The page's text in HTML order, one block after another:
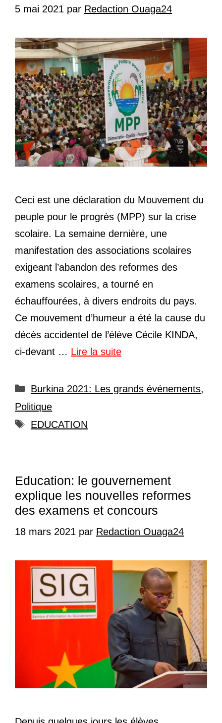
5 mai 2021 par Redaction Ouaga24
Ceci est une déclaration du Mouvement du
peuple pour le progrès (MPP) sur la crise
scolaire. La semaine dernière, une
manifestation des associations scolaires
exigeant l’abandon des reformes des
examens scolaires, a tourné en
échauffourées, à divers endroits du pays.
Ce mouvement d’humeur a été la cause du
décès accidentel de l’élève Cécile KINDA,
ci-devant … Lire la suite
Catégories
Burkina 2021: Les grands événements,
Politique
Étiquettes
EDUCATION
Education: le gouvernement
explique les nouvelles reformes
des examens et concours
18 mars 2021 par Redaction Ouaga24